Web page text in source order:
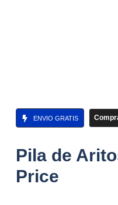
ENVIO GRATIS
Pila de
Price